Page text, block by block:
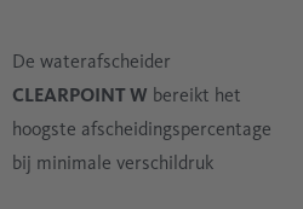
De waterafscheider
CLEARPOINT W bereikt het
hoogste afscheidingspercentage
bij minimale verschildruk